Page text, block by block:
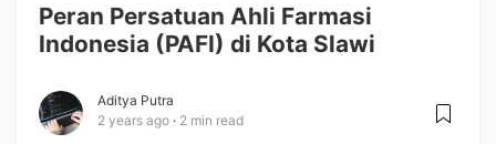
Peran Persatuan Ahli Farmasi
Indonesia (PAFI) di Kota Slawi
Aditya Putra
2 years ago
2 min read